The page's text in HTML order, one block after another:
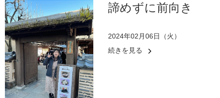
諦めずに前向き
2024年02月06日（火）
続きを見る